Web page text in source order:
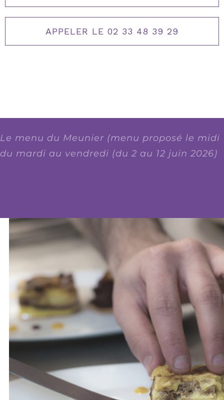
APPELER LE 02 33 48 39 29
Le menu du Meunier (menu proposé le midi
du mardi au vendredi (du 2 au 12 juin 2026)